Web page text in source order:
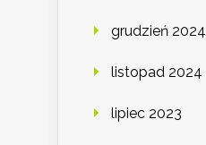
grudzień 2024
listopad 2024
lipiec 2023